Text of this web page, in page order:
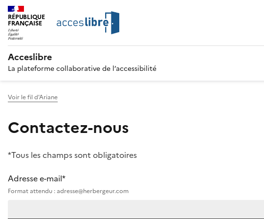
RÉPUBLIQUE
FRANÇAISE
Acceslibre
La plateforme collaborative de l’accessibilité
Voir le fil d'Ariane
Contactez-nous
*Tous les champs sont obligatoires
Adresse e-mail*
Format attendu : adresse@herbergeur.com